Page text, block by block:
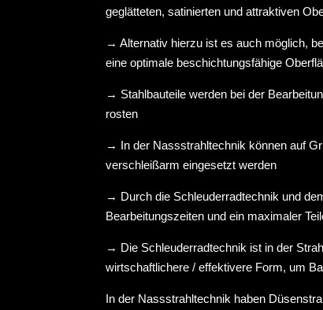
geglätteten, satinierten und attraktiven
→ Alternativ hierzu ist es auch möglich,
eine optimale beschichtungsfähige
→ Stahlbauteile werden bei der
rosten
→ In der Nassstrahltechnik können auf
verschleißarm eingesetzt werden
→ Durch die Schleuderradtechnik und
Bearbeitungszeiten und ein maximaler
→ Die Schleuderradtechnik ist in der
wirtschaftlichere / effektivere Form, um
In der Nassstrahltechnik haben